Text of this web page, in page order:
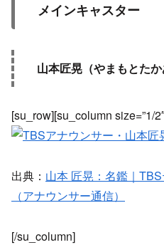
メインキャスター
山本匠晃（やまもとたか
[su_row][su_column size=”1/
出典： 山本 匠晃：名鑑｜
（アナウンサー通信）
[/su_column]